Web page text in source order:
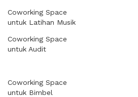
Coworking Space
untuk Latihan Musik
Coworking Space
untuk Audit
Coworking Space
untuk Bimbel